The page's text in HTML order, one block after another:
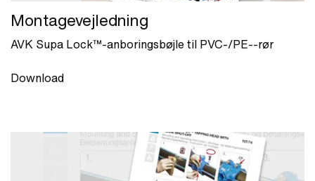
Montagevejledning
AVK Supa Lock™-anboringsbøjle til PVC-/PE--rør
Download